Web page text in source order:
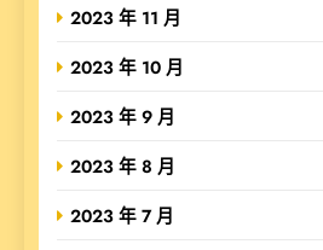
2023 年 11 月
2023 年 10 月
2023 年 9 月
2023 年 8 月
2023 年 7 月